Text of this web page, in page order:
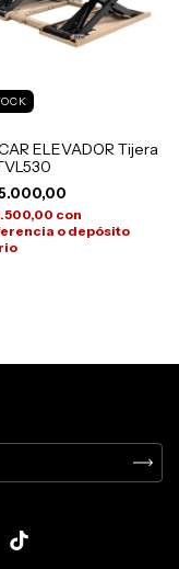
ELEVADOR Tijera
con
o depósito